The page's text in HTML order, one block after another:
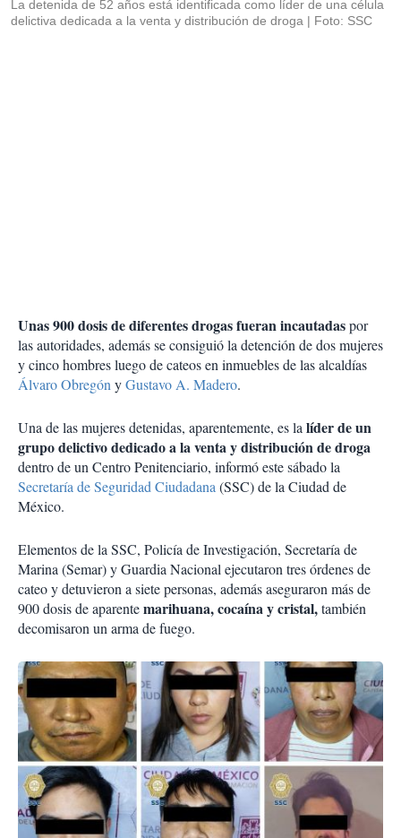
La detenida de 52 años está identificada como líder de una célula
delictiva dedicada a la venta y distribución de droga
Foto: SSC
Unas 900 dosis de diferentes drogas fueran incautadaspor
las autoridades, además se consiguió la detención de dos mujeres
y cinco hombres luego de cateos en inmuebles de las alcaldías
Álvaro ObregónyGustavo A. Madero.
Una de las mujeres detenidas, aparentemente, es lalíder de un
grupo delictivo dedicado a la venta y distribución de droga
dentro de un Centro Penitenciario, informó este sábado la
Secretaría de Seguridad Ciudadana(SSC) de la Ciudad de
México.
Elementos de la SSC, Policía de Investigación, Secretaría de
Marina (Semar) y Guardia Nacional ejecutaron tres órdenes de
cateo y detuvieron a siete personas, además aseguraron más de
900 dosis de aparentemarihuana, cocaína y cristal,también
decomisaron un arma de fuego.